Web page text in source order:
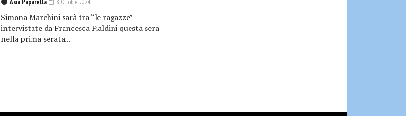
Asia Paparella 8 Ottobre 2024
Simona Marchini sarà tra “le ragazze”
intervistate da Francesca Fialdini questa sera
nella prima serata...